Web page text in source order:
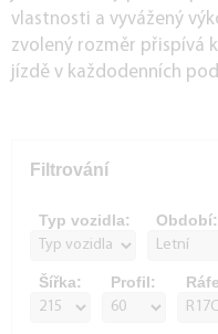
vlastnosti a vyvážený
zvolený rozměr přispívá
jízdě v každodenních
Filtrování
Typ vozidla: Období:
Šířka: Profil: